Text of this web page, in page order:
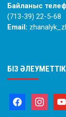
Байланыс
(713-39) 22-5-68
Email:
БІЗ